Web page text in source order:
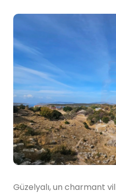
Güzelyalı, un charmant